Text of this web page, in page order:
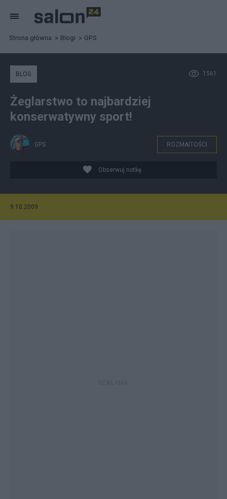
Strona główna Blogi GPS
1561
BLOG
Żeglarstwo to najbardziej
konserwatywny sport!
GPS ROZMAITOŚCI
Obserwuj notkę
9.10.2009